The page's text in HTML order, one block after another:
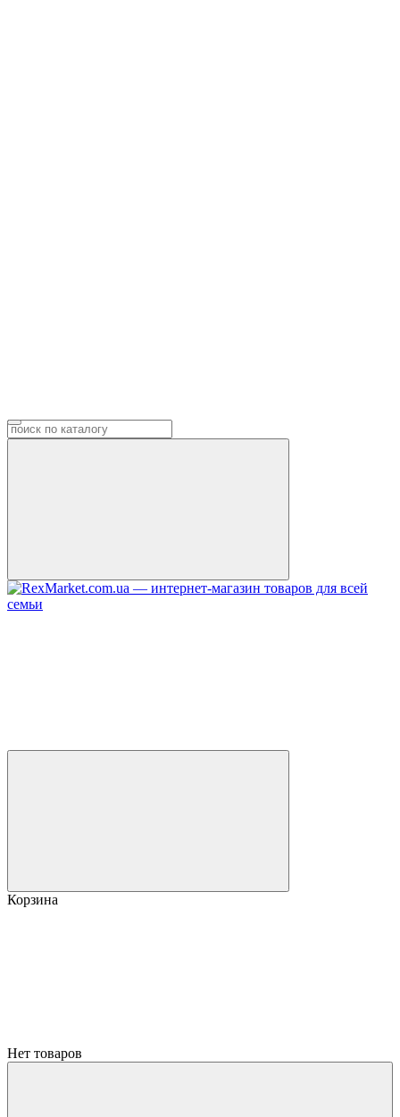
Корзина
Нет товаров